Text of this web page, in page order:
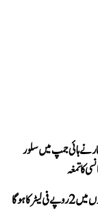
نے ہائی جمپ میں سلور
کا تمغہ
مہاراشٹر میں 11 اگست سے دودھ کی قیمتوں میں 2 روپے فی لیٹر کا ہوگا